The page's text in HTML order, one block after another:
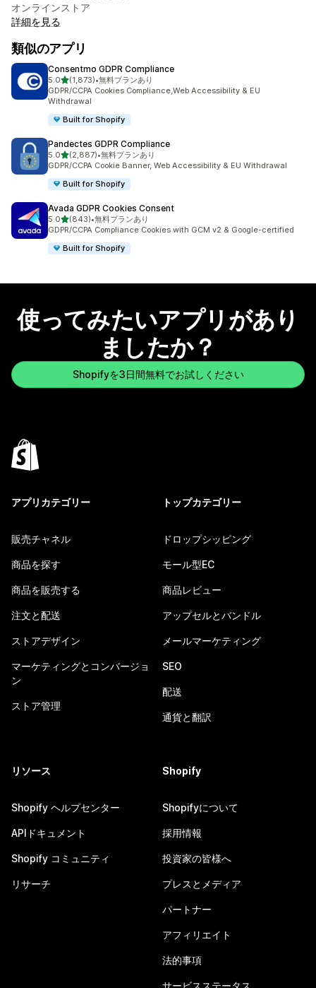
オンラインストア
詳細を見る
類似のアプリ
Consentmo GDPR Compliance
5.05つ星中
(1,873)
合計レビュー数：1873件
•無料プランあり
GDPR/CCPA Cookies Compliance,Web Accessibility & EU
Withdrawal
Built for Shopify
Pandectes GDPR Compliance
5.05つ星中
(2,887)
合計レビュー数：2887件
•無料プランあり
GDPR/CCPA Cookie Banner, Web Accessibility & EU Withdrawal
Built for Shopify
Avada GDPR Cookies Consent
5.05つ星中
(843)
合計レビュー数：843件
•無料プランあり
GDPR/CCPA Compliance Cookies with GCM v2 & Google-certified
Built for Shopify
使ってみたいアプリがあり
ましたか？
Shopifyを3日間無料でお試しください
アプリカテゴリー
販売チャネル
商品を探す
商品を販売する
注文と配送
ストアデザイン
マーケティングとコンバージョ
ン
ストア管理
トップカテゴリー
ドロップシッピング
モール型EC
商品レビュー
アップセルとバンドル
メールマーケティング
SEO
配送
通貨と翻訳
リソース
Shopify ヘルプセンター
APIドキュメント
Shopify コミュニティ
リサーチ
Shopify
Shopifyについて
採用情報
投資家の皆様へ
プレスとメディア
パートナー
アフィリエイト
法的事項